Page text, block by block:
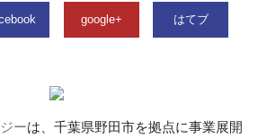
google+ はてブ
ーは、千葉県野田市を拠点に事業展開